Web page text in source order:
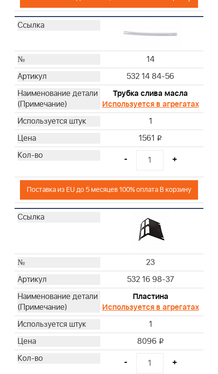
14
532 14 84-56
Трубка слива масла
Используется в агрегатах
1
1561 i
- +
Поставка из EU до 5 месяцев 100% оплата В корзину
23
532 16 98-37
Пластина
Используется в агрегатах
1
8096 i
- +